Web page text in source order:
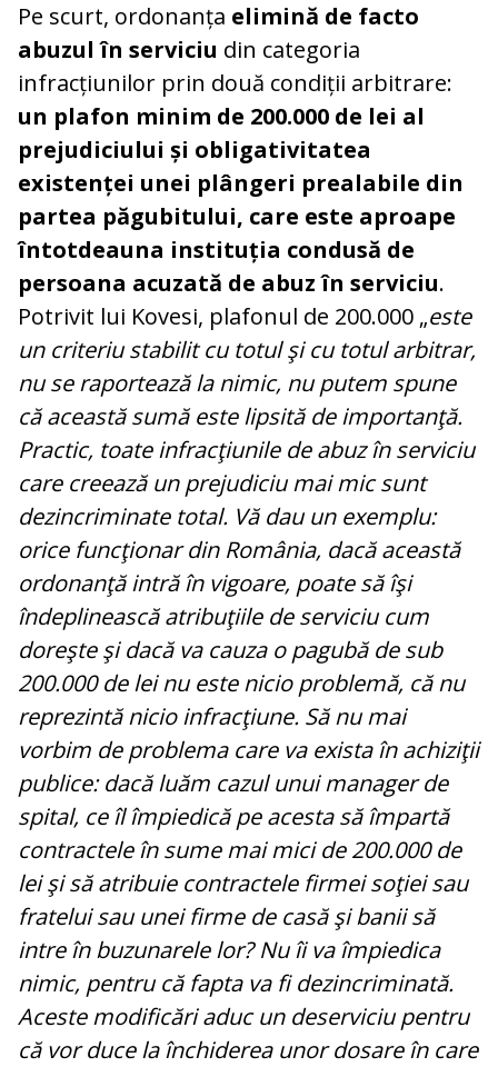
Pe scurt, ordonanța elimină de facto
abuzul în serviciu din categoria
infracțiunilor prin două condiții arbitrare:
un plafon minim de 200.000 de lei al
prejudiciului și obligativitatea
existenței unei plângeri prealabile din
partea păgubitului, care este aproape
întotdeauna instituția condusă de
persoana acuzată de abuz în serviciu.
Potrivit lui Kovesi, plafonul de 200.000 „este
un criteriu stabilit cu totul şi cu totul arbitrar,
nu se raportează la nimic, nu putem spune
că această sumă este lipsită de importanţă.
Practic, toate infracţiunile de abuz în serviciu
care creează un prejudiciu mai mic sunt
dezincriminate total. Vă dau un exemplu:
orice funcţionar din România, dacă această
ordonanţă intră în vigoare, poate să îşi
îndeplinească atribuţiile de serviciu cum
doreşte şi dacă va cauza o pagubă de sub
200.000 de lei nu este nicio problemă, că nu
reprezintă nicio infracţiune. Să nu mai
vorbim de problema care va exista în achiziţii
publice: dacă luăm cazul unui manager de
spital, ce îl împiedică pe acesta să împartă
contractele în sume mai mici de 200.000 de
lei şi să atribuie contractele firmei soţiei sau
fratelui sau unei firme de casă şi banii să
intre în buzunarele lor? Nu îi va împiedica
nimic, pentru că fapta va fi dezincriminată.
Aceste modificări aduc un deserviciu pentru
că vor duce la închiderea unor dosare în care